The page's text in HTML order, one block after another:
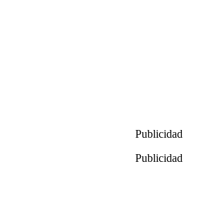
Publicidad
Publicidad